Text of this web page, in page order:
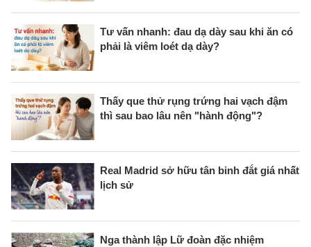
Tư vấn nhanh: đau dạ dày sau khi ăn có
phải là viêm loét dạ dày?
Thấy que thử rụng trứng hai vạch đậm
thì sau bao lâu nên "hành động"?
Real Madrid sở hữu tân binh đắt giá nhất
lịch sử
Nga thành lập Lữ đoàn đặc nhiệm